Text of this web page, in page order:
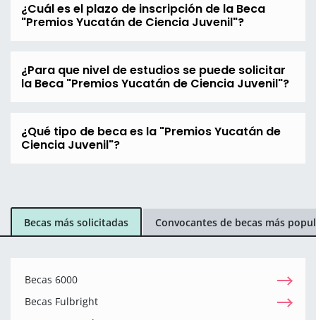
¿Cuál es el plazo de inscripción de la Beca
"Premios Yucatán de Ciencia Juvenil"?
¿Para que nivel de estudios se puede solicitar
la Beca "Premios Yucatán de Ciencia Juvenil"?
¿Qué tipo de beca es la "Premios Yucatán de
Ciencia Juvenil"?
Becas más solicitadas Convocantes de becas más
Becas 6000
Becas Fulbright